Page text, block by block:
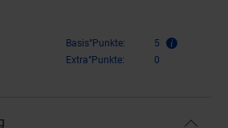
Basis°Punkte:
5
Extra°Punkte:
0